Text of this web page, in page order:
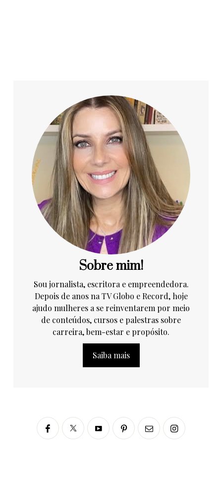
Sobre mim!
Sou jornalista, escritora e empreendedora.
Depois de anos na TV Globo e Record, hoje
ajudo mulheres a se reinventarem por meio
de conteúdos, cursos e palestras sobre
carreira, bem-estar e propósito.
Saiba mais